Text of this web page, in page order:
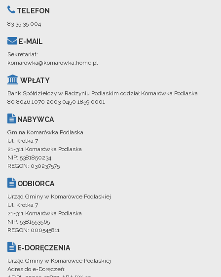
TELEFON
83 35 35 004
E-MAIL
Sekretariat:
komarowka@komarowka.home.pl
WPŁATY
Bank Spółdzielczy w Radzyniu Podlaskim oddział Komarówka Podlaska
80 8046 1070 2003 0450 1859 0001
NABYWCA
Gmina Komarówka Podlaska
Ul. Krótka 7
21-311 Komarówka Podlaska
NIP: 5381850234
REGON: 030237575
ODBIORCA
Urząd Gminy w Komarówce Podlaskiej
Ul. Krótka 7
21-311 Komarówka Podlaska
NIP: 5381553565
REGON: 000545811
E-DORĘCZENIA
Urząd Gminy w Komarówce Podlaskiej
Adres do e-Doręczeń: